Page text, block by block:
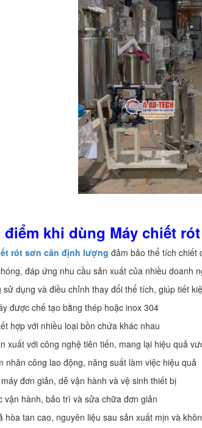
điểm khi dùng Máy chiết
rót sơn cân định lượng đảm bảo thể tích chiết
đáp ứng nhu cầu sản xuất của nhiều doanh
sử dụng và điều chỉnh thay đổi thể tích, giúp tiết
được chế tạo bằng thép hoặc inox 304
hợp với nhiều loại bồn chứa khác nhau
xuất với công nghệ tiên tiến, mang lại hiệu quả
nhân công lao động, năng suất làm việc hiệu quả
đơn giản, dễ vận hành và vệ sinh thiết bị
vận hành, bảo trì và sửa chữa đơn giản
hòa tan cao, nguyên liệu sau sản xuất mịn và